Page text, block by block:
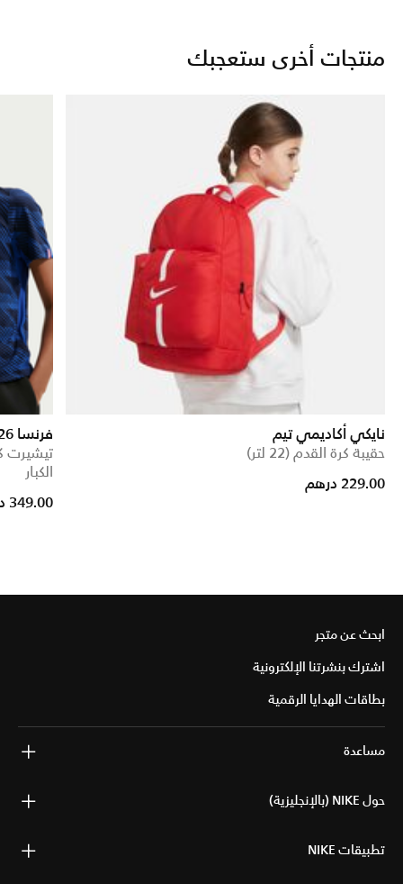
منتجات أخرى ستعجبك
نايكي أكاديمي تيم
حقيبة كرة القدم (22 لتر)
229.00 درهم
فرنسا 27/2026 ماتش الأساسي
تيشيرت
الكبار
349.00 درهم
ابحث عن متجر
اشترك بنشرتنا الإلكترونية
بطاقات الهدايا الرقمية
مساعدة
حول NIKE (بالإنجليزية)
تطبيقات NIKE